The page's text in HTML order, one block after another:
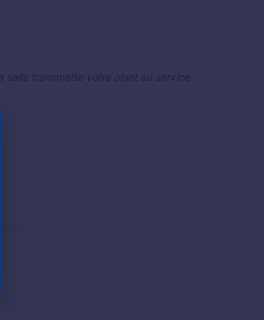
salle transmette votre objet au service